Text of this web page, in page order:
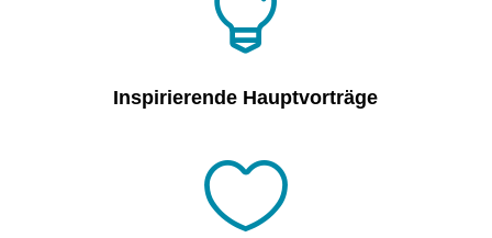
Inspirierende Hauptvorträge
